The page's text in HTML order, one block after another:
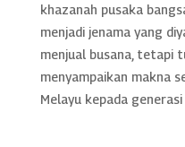
khazanah pusaka
menjadi jenama yang
menjual busana, tetapi
menyampaikan makna
Melayu kepada generasi